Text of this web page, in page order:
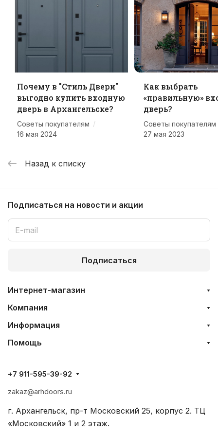
Почему в "Стиль Двери"
выгодно купить входную
дверь в Архангельске?
Советы покупателям /
16 мая 2024
Как выбрать
«правильную»
дверь?
Советы покупателям
27 мая 2023
Назад к списку
Подписаться на новости и акции
Подписаться
Интернет-магазин
Компания
Информация
Помощь
+7 911-595-39-92
zakaz@arhdoors.ru
г. Архангельск, пр-т Московский 25, корпус 2. ТЦ
«Московский» 1 и 2 этаж.